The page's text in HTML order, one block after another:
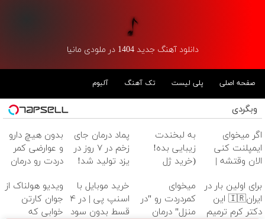
دانلود آهنگ جدید 1404 در ملودی مانیا
صفحه اصلی پلی لیست تک آهنگ آلبوم
وبگردی
اگر میخوای
ایمپلنت کنی
الان وقتشه |
میلیون تومان!!!
به لبخندت
زیبایی بده!
(خرید ژل
دندان
با40%تخفیف)
پماد درمان جای
زخم در ۷ روز در
یزد تولید شد!
بدون هیچ دارو
و عوارضی کمر
دردت رو درمان
(پرسش‌نامه)
برای اولین بار در
ایران🇮🇷 این
دکتر کرم ترمیم
میخوای
کمردردت رو "در
منزل" درمان
خرید موبایل با
اسنپ پی | در ۴
قسط بدون سود
ویدیو هولناک از
جوان کارتن
خوابی که